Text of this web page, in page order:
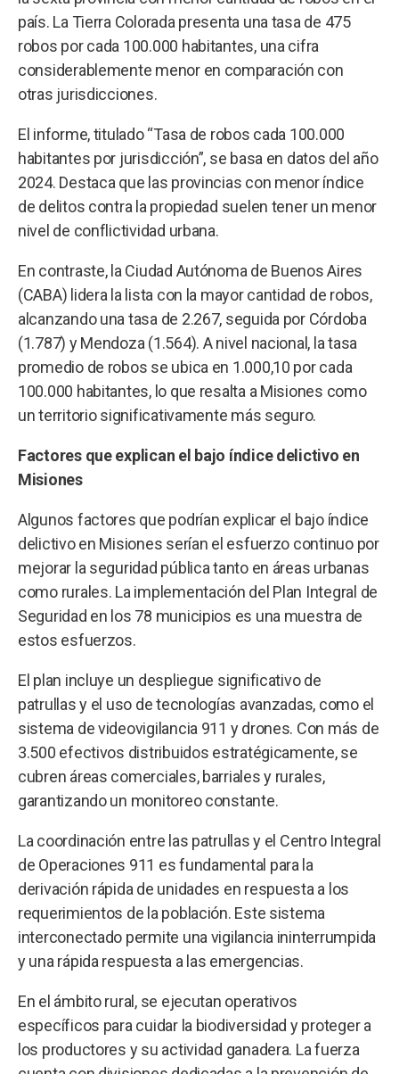
país. La Tierra Colorada presenta una tasa de 475
robos por cada 100.000 habitantes, una cifra
considerablemente menor en comparación con
otras jurisdicciones.
El informe, titulado “Tasa de robos cada 100.000
habitantes por jurisdicción”, se basa en datos del año
2024. Destaca que las provincias con menor índice
de delitos contra la propiedad suelen tener un menor
nivel de conflictividad urbana.
En contraste, la Ciudad Autónoma de Buenos Aires
(CABA) lidera la lista con la mayor cantidad de robos,
alcanzando una tasa de 2.267, seguida por Córdoba
(1.787) y Mendoza (1.564). A nivel nacional, la tasa
promedio de robos se ubica en 1.000,10 por cada
100.000 habitantes, lo que resalta a Misiones como
un territorio significativamente más seguro.
Factores que explican el bajo índice delictivo en
Misiones
Algunos factores que podrían explicar el bajo índice
delictivo en Misiones serían el esfuerzo continuo por
mejorar la seguridad pública tanto en áreas urbanas
como rurales. La implementación del Plan Integral de
Seguridad en los 78 municipios es una muestra de
estos esfuerzos.
El plan incluye un despliegue significativo de
patrullas y el uso de tecnologías avanzadas, como el
sistema de videovigilancia 911 y drones. Con más de
3.500 efectivos distribuidos estratégicamente, se
cubren áreas comerciales, barriales y rurales,
garantizando un monitoreo constante.
La coordinación entre las patrullas y el Centro Integral
de Operaciones 911 es fundamental para la
derivación rápida de unidades en respuesta a los
requerimientos de la población. Este sistema
interconectado permite una vigilancia ininterrumpida
y una rápida respuesta a las emergencias.
En el ámbito rural, se ejecutan operativos
específicos para cuidar la biodiversidad y proteger a
los productores y su actividad ganadera. La fuerza